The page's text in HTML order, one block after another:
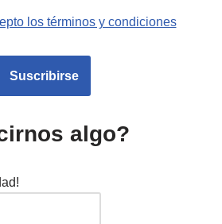
los términos y condiciones
algo?